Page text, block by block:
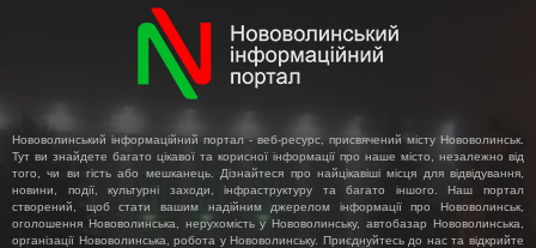
Нововолинський інформаційний портал - веб-ресурс, присвячений місту Нововолинськ.
Тут ви знайдете багато цікавої та корисної інформації про наше місто, незалежно від
того, чи ви гість або мешканець. Дізнайтеся про найцікавіші місця для відвідування,
новини, події, культурні заходи, інфраструктуру та багато іншого. Наш портал
створений, щоб стати вашим надійним джерелом інформації про Нововолинськ,
оголошення Нововолинська, нерухомість у Нововолинську, автобазар Нововолинська,
організації Нововолинська, робота у Нововолинську. Приєднуйтесь до нас та відкрийте